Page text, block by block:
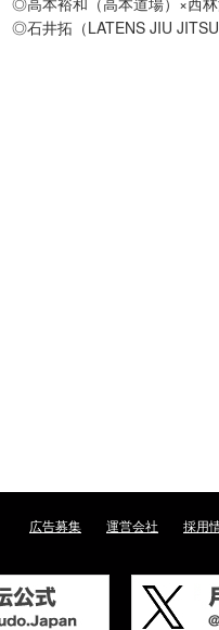
◎石井拓（LATENS JIU
広告募集 運営会社 採用